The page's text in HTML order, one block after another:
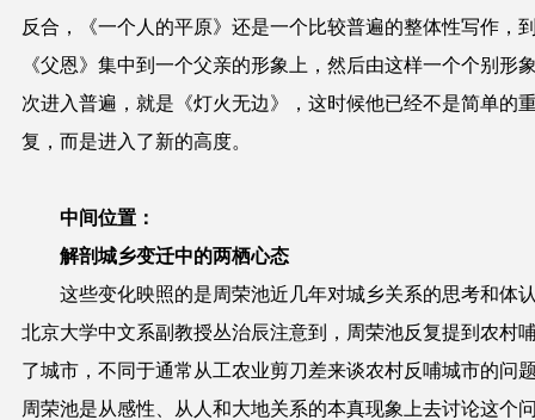
反合，《一个人的平原》还是一个比较普遍的整体性写作，
《父恩》集中到一个父亲的形象上，然后由这样一个个别形
次进入普遍，就是《灯火无边》，这时候他已经不是简单的
复，而是进入了新的高度。
中间位置：
解剖城乡变迁中的两栖心态
这些变化映照的是周荣池近几年对城乡关系的思考和体
北京大学中文系副教授丛治辰注意到，周荣池反复提到农村
了城市，不同于通常从工农业剪刀差来谈农村反哺城市的问
周荣池是从感性、从人和大地关系的本真现象上去讨论这个